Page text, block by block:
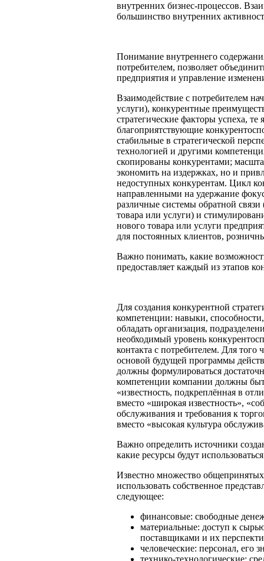
внутренних бизнес-процессов.
большинство внутренних
Понимание внутреннего
потребителем, позволяет
предприятия и управление
Взаимодействие с потребителем
услуги), конкурентные
стратегические факторы успеха, те
благоприятствующие
стабильные в стратегической
технологией и другими
скопированы конкурентами;
экономить на издержках, но и
недоступных конкурентам. Цикл
направленными на удержание
различные системы обратной
товара или услуги) и
нового товара или услуги
для постоянных клиентов,
Важно понимать, какие
предоставляет каждый из этапов
Для создания конкурентной
компетенции: навыки,
обладать организация,
необходимый уровень
контакта с потребителем. Для
основой будущей программы
должны формулироваться
компетенции компании должны
«известность, подкреплённая в
вместо «широкая известность»,
обслуживания и требования к
вместо «высокая культура
Важно определить источники
какие ресурсы будут
Известно множество
использовать собственное
следующее:
финансовые: свободные
материальные: доступ к
поставщиками и их
человеческие: персонал, его